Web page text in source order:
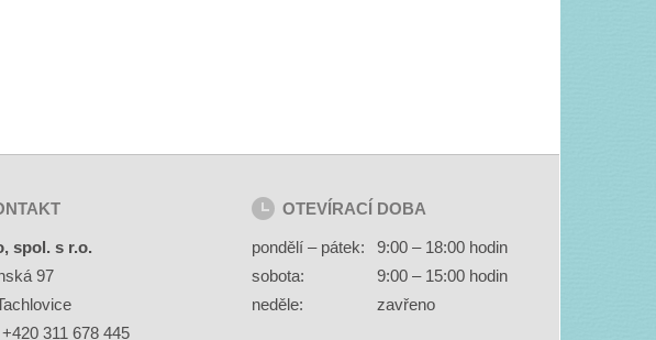
spol. s r.o.
97
311 678 445
OTEVÍRACÍ DOBA
pondělí – pátek:
9:00 – 18:00 hodin
sobota:
9:00 – 15:00 hodin
neděle:
zavřeno